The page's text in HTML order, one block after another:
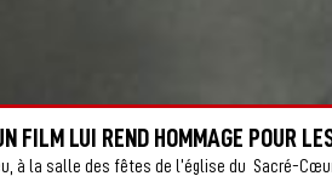
FILM LUI REND HOMMAGE POUR
à la salle des fêtes de l’église du Sacré-